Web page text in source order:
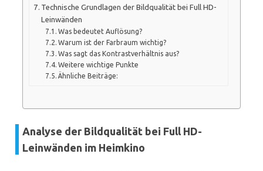
Technische Grundlagen der Bildqualität bei Full HD-
Leinwänden
Was bedeutet Auflösung?
Warum ist der Farbraum wichtig?
Was sagt das Kontrastverhältnis aus?
Weitere wichtige Punkte
Ähnliche Beiträge:
Analyse der Bildqualität bei Full HD-
Leinwänden im Heimkino